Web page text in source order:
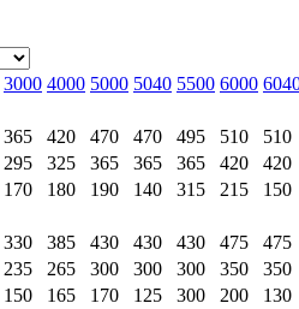
3000 4000 5000 5040 5500 6000
365 420 470 470 495 510
510
295 325 365 365 365 420
420
170 180 190 140 315 215
150
330 385 430 430 430 475
475
235 265 300 300 300 350
350
150 165 170 125 300 200
130